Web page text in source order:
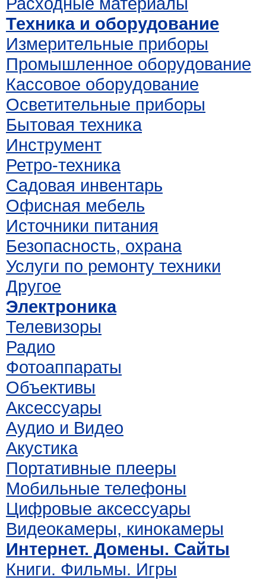
Техника и оборудование
Измерительные приборы
Промышленное оборудование
Кассовое оборудование
Осветительные приборы
Бытовая техника
Инструмент
Ретро-техника
Садовая инвентарь
Офисная мебель
Источники питания
Безопасность, охрана
Услуги по ремонту техники
Другое
Электроника
Телевизоры
Радио
Фотоаппараты
Объективы
Аксессуары
Аудио и Видео
Акустика
Портативные плееры
Мобильные телефоны
Цифровые аксессуары
Видеокамеры, кинокамеры
Интернет. Домены. Сайты
Книги. Фильмы. Игры